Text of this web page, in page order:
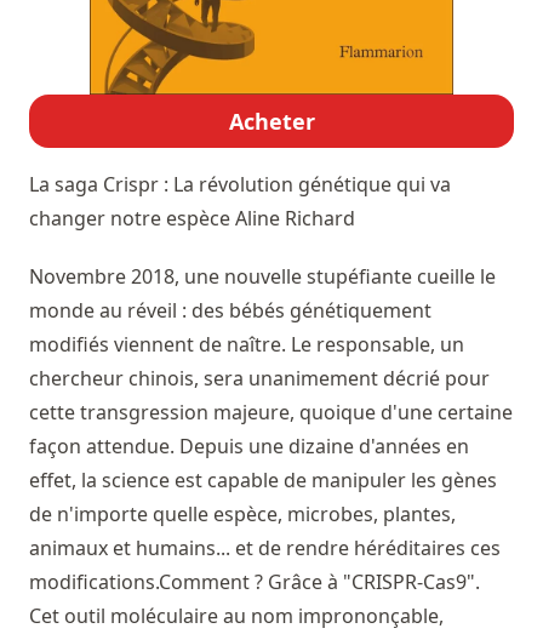
Acheter
La saga Crispr : La révolution génétique qui va
changer notre espèceAline Richard
Novembre 2018, une nouvelle stupéfiante cueille le
monde au réveil : des bébés génétiquement
modifiés viennent de naître. Le responsable, un
chercheur chinois, sera unanimement décrié pour
cette transgression majeure, quoique d'une certaine
façon attendue. Depuis une dizaine d'années en
effet, la science est capable de manipuler les gènes
de n'importe quelle espèce, microbes, plantes,
animaux et humains... et de rendre héréditaires ces
modifications.Comment ? Grâce à "CRISPR-Cas9".
Cet outil moléculaire au nom imprononçable,